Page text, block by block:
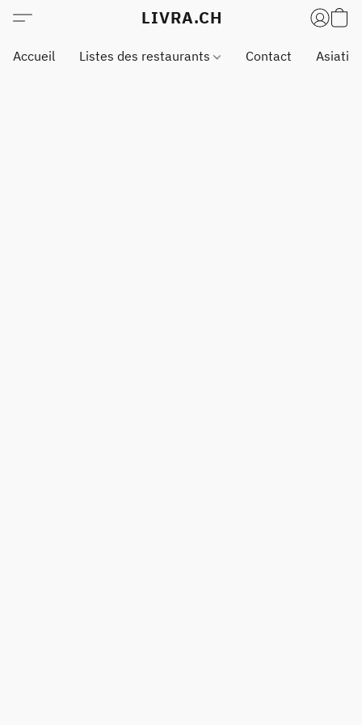
LIVRA.CH
Accueil Listes des restaurants Contact